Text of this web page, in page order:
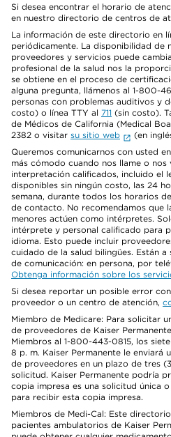
Si desea encontrar el horario de
en nuestro directorio de centros de
La información de este directorio en
periódicamente. La disponibilidad de
proveedores y servicios puede
profesional de la salud nos la
se obtiene en el proceso de
alguna pregunta, llámenos al 1-800-
personas con problemas auditivos y
costo) o línea TTY al 711 (sin costo).
de Médicos de California (Medical
2382 o visitar su sitio web
(en
Queremos comunicarnos con usted
más cómodo cuando nos llame o nos
interpretación calificados, incluido el
disponibles sin ningún costo, las 24
semana, durante todos los horarios
de contacto. No recomendamos que
menores actúen como intérpretes.
intérprete y personal calificado para
idioma. Esto puede incluir
cuidado de la salud bilingües. Están
de comunicación: en persona, por
Obtenga información sobre los
Si desea reportar un posible error
proveedor o un centro de atención,
Miembro de Medicare: Para solicitar
de proveedores de Kaiser
Miembros al 1-800-443-0815, los
8 p. m. Kaiser Permanente le enviará
de proveedores en un plazo de tres
solicitud. Kaiser Permanente podría
copia impresa es una solicitud única
para recibir esta copia impresa.
Miembros de Medi-Cal: Este
pacientes ambulatorios de Kaiser